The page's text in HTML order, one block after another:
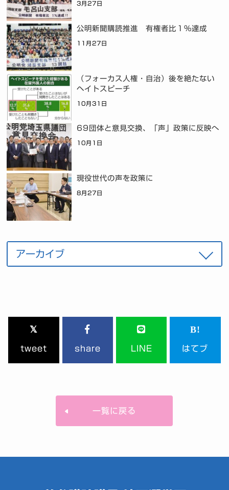
3月27日
公明新聞購読推進 有権者比１％達成
11月27日
（フォーカス人権・自治）後を絶たない
ヘイトスピーチ
10月31日
69団体と意見交換、「声」政策に反映へ
10月1日
現役世代の声を政策に
8月27日
tweet share LINE はてブ
一覧に戻る